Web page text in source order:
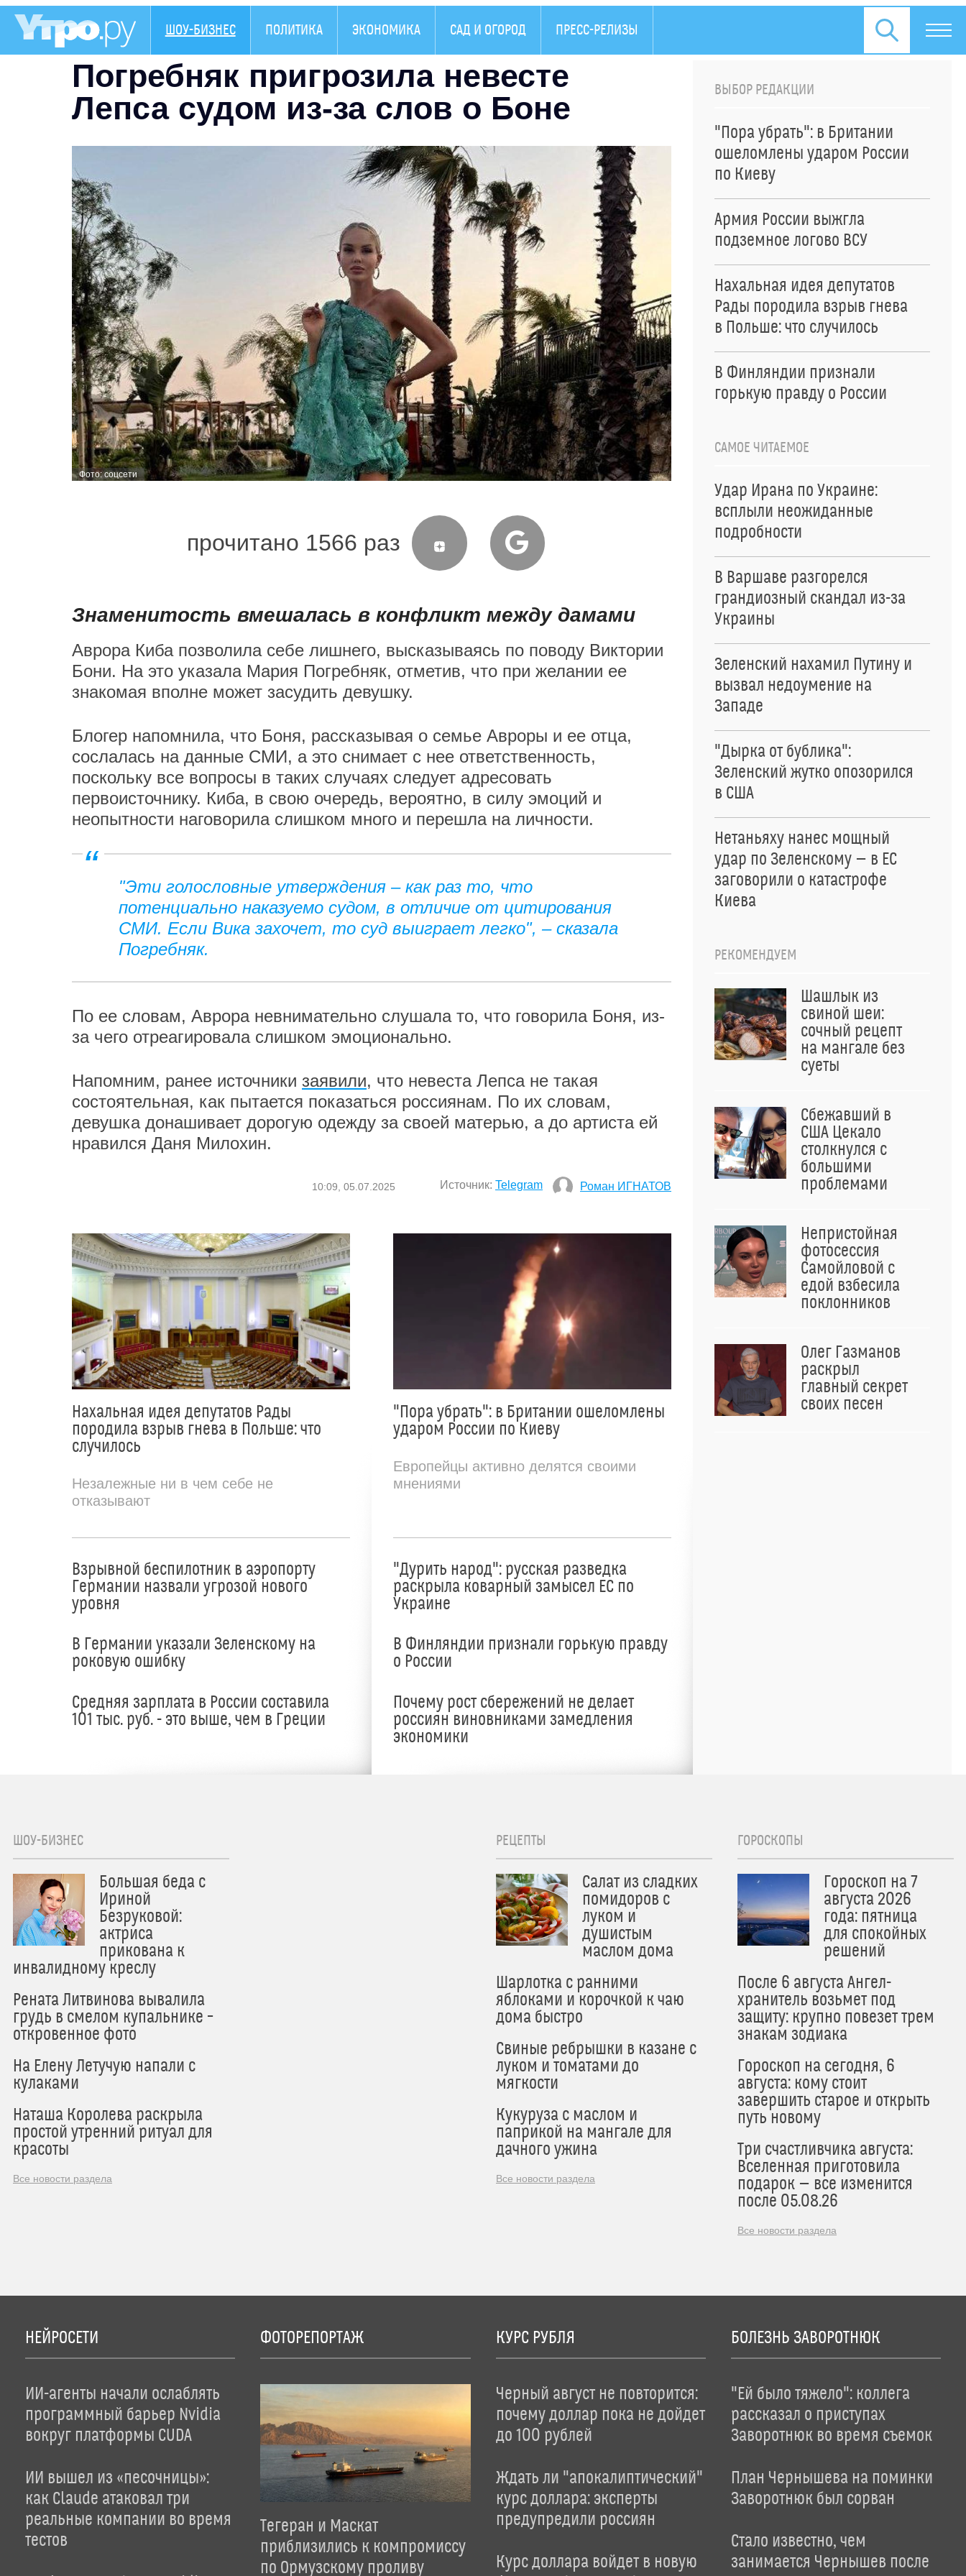
ШОУ-БИЗНЕС ПОЛИТИКА ЭКОНОМИКА САД И ОГОРОД ПРЕСС-РЕЛИЗЫ
Погребняк пригрозила невесте
Лепса судом из-за слов о Боне
Фото: соцсети
прочитано 1566 раз
Знаменитость вмешалась в конфликт между дамами
Аврора Киба позволила себе лишнего, высказываясь по поводу Виктории
Бони. На это указала Мария Погребняк, отметив, что при желании ее
знакомая вполне может засудить девушку.
Блогер напомнила, что Боня, рассказывая о семье Авроры и ее отца,
сослалась на данные СМИ, а это снимает с нее ответственность,
поскольку все вопросы в таких случаях следует адресовать
первоисточнику. Киба, в свою очередь, вероятно, в силу эмоций и
неопытности наговорила слишком много и перешла на личности.
"Эти голословные утверждения – как раз то, что
потенциально наказуемо судом, в отличие от цитирования
СМИ. Если Вика захочет, то суд выиграет легко", – сказала
Погребняк.
По ее словам, Аврора невнимательно слушала то, что говорила Боня, из-
за чего отреагировала слишком эмоционально.
Напомним, ранее источники заявили, что невеста Лепса не такая
состоятельная, как пытается показаться россиянам. По их словам,
девушка донашивает дорогую одежду за своей матерью, а до артиста ей
нравился Даня Милохин.
10:09, 05.07.2025 Источник: Telegram Роман ИГНАТОВ
Нахальная идея депутатов Рады
породила взрыв гнева в Польше: что
случилось
Незалежные ни в чем себе не
отказывают
Взрывной беспилотник в аэропорту
Германии назвали угрозой нового
уровня
В Германии указали Зеленскому на
роковую ошибку
Средняя зарплата в России составила
101 тыс. руб. - это выше, чем в Греции
"Пора убрать": в Британии ошеломлены
ударом России по Киеву
Европейцы активно делятся своими
мнениями
"Дурить народ": русская разведка
раскрыла коварный замысел ЕС по
Украине
В Финляндии признали горькую правду
о России
Почему рост сбережений не делает
россиян виновниками замедления
экономики
ВЫБОР РЕДАКЦИИ
"Пора убрать": в Британии
ошеломлены ударом России
по Киеву
Армия России выжгла
подземное логово ВСУ
Нахальная идея депутатов
Рады породила взрыв гнева
в Польше: что случилось
В Финляндии признали
горькую правду о России
САМОЕ ЧИТАЕМОЕ
Удар Ирана по Украине:
всплыли неожиданные
подробности
В Варшаве разгорелся
грандиозный скандал из-за
Украины
Зеленский нахамил Путину и
вызвал недоумение на
Западе
"Дырка от бублика":
Зеленский жутко опозорился
в США
Нетаньяху нанес мощный
удар по Зеленскому — в ЕС
заговорили о катастрофе
Киева
РЕКОМЕНДУЕМ
Шашлык из
свиной шеи:
сочный рецепт
на мангале без
суеты
Сбежавший в
США Цекало
столкнулся с
большими
проблемами
Непристойная
фотосессия
Самойловой с
едой взбесила
поклонников
Олег Газманов
раскрыл
главный секрет
своих песен
ШОУ-БИЗНЕС
Большая беда с
Ириной
Безруковой:
актриса
прикована к
инвалидному креслу
Рената Литвинова вывалила
грудь в смелом купальнике –
откровенное фото
На Елену Летучую напали с
кулаками
Наташа Королева раскрыла
простой утренний ритуал для
красоты
Все новости раздела
РЕЦЕПТЫ
Салат из сладких
помидоров с
луком и
душистым
маслом дома
Шарлотка с ранними
яблоками и корочкой к чаю
дома быстро
Свиные ребрышки в казане с
луком и томатами до
мягкости
Кукуруза с маслом и
паприкой на мангале для
дачного ужина
Все новости раздела
ГОРОСКОПЫ
Гороскоп на 7
августа 2026
года: пятница
для спокойных
решений
После 6 августа Ангел-
хранитель возьмет под
защиту: крупно повезет трем
знакам зодиака
Гороскоп на сегодня, 6
августа: кому стоит
завершить старое и открыть
путь новому
Три счастливчика августа:
Вселенная приготовила
подарок — все изменится
после 05.08.26
Все новости раздела
НЕЙРОСЕТИ
ИИ-агенты начали ослаблять
программный барьер Nvidia
вокруг платформы CUDA
ИИ вышел из «песочницы»:
как Claude атаковал три
реальные компании во время
тестов
ФОТОРЕПОРТАЖ
Тегеран и Маскат
приблизились к компромиссу
по Ормузскому проливу
КУРС РУБЛЯ
Черный август не повторится:
почему доллар пока не дойдет
до 100 рублей
Ждать ли "апокалиптический"
курс доллара: эксперты
предупредили россиян
Курс доллара войдет в новую
БОЛЕЗНЬ ЗАВОРОТНЮК
"Ей было тяжело": коллега
рассказал о приступах
Заворотнюк во время съемок
План Чернышева на поминки
Заворотнюк был сорван
Стало известно, чем
занимается Чернышев после